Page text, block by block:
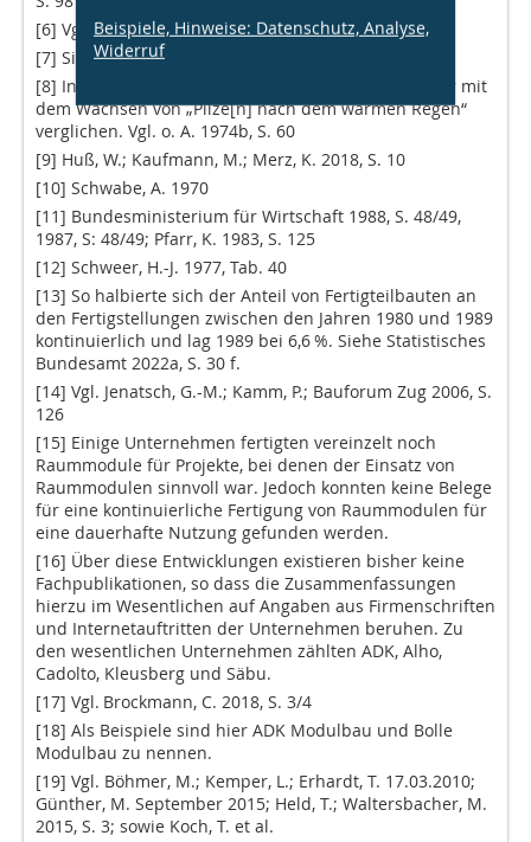
[6] Vgl. Leonhardt, A. 1965, S. 97
[7] Siehe hierzu: Koncz, T. 1966; Halász, R. von 1966
[8] In Fachzeitschriften wurde diese Expansion sogar mit
dem Wachsen von „Pilze[n] nach dem warmen Regen“
verglichen. Vgl. o. A. 1974b, S. 60
[9] Huß, W.; Kaufmann, M.; Merz, K. 2018, S. 10
[10] Schwabe, A. 1970
[11] Bundesministerium für Wirtschaft 1988, S. 48/49,
1987, S: 48/49; Pfarr, K. 1983, S. 125
[12] Schweer, H.-J. 1977, Tab. 40
[13] So halbierte sich der Anteil von Fertigteilbauten an
den Fertigstellungen zwischen den Jahren 1980 und 1989
kontinuierlich und lag 1989 bei 6,6 %. Siehe Statistisches
Bundesamt 2022a, S. 30 f.
[14] Vgl. Jenatsch, G.-M.; Kamm, P.; Bauforum Zug 2006, S.
126
[15] Einige Unternehmen fertigten vereinzelt noch
Raummodule für Projekte, bei denen der Einsatz von
Raummodulen sinnvoll war. Jedoch konnten keine Belege
für eine kontinuierliche Fertigung von Raummodulen für
eine dauerhafte Nutzung gefunden werden.
[16] Über diese Entwicklungen existieren bisher keine
Fachpublikationen, so dass die Zusammenfassungen
hierzu im Wesentlichen auf Angaben aus Firmenschriften
und Internetauftritten der Unternehmen beruhen. Zu
den wesentlichen Unternehmen zählten ADK, Alho,
Cadolto, Kleusberg und Säbu.
[17] Vgl. Brockmann, C. 2018, S. 3/4
[18] Als Beispiele sind hier ADK Modulbau und Bolle
Modulbau zu nennen.
[19] Vgl. Böhmer, M.; Kemper, L.; Erhardt, T. 17.03.2010;
Günther, M. September 2015; Held, T.; Waltersbacher, M.
2015, S. 3; sowie Koch, T. et al.
Beispiele, Hinweise: Datenschutz, Analyse,
Widerruf